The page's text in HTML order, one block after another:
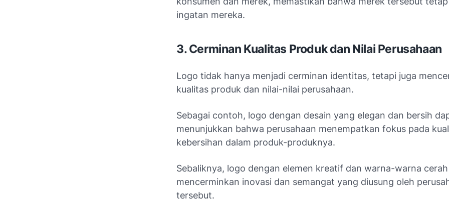
ingatan mereka.
3. Cerminan Kualitas Produk dan Nilai Perusahaan
Logo tidak hanya menjadi cerminan identitas, tetapi juga
kualitas produk dan nilai-nilai perusahaan.
Sebagai contoh, logo dengan desain yang elegan dan bersih
menunjukkan bahwa perusahaan menempatkan fokus pada
kebersihan dalam produk-produknya.
Sebaliknya, logo dengan elemen kreatif dan warna-warna
mencerminkan inovasi dan semangat yang diusung oleh
tersebut.